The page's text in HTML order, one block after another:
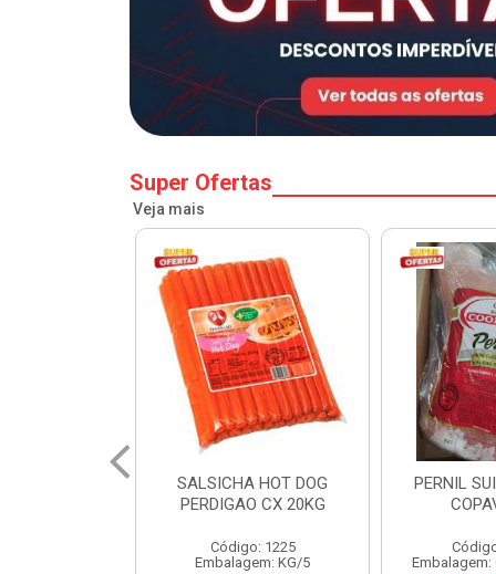
Super Ofertas
Veja mais
PERNIL SUINO C/OSSO
COPAVEL KG
Código: 12301
Embalagem: CX/± 19,56 KG